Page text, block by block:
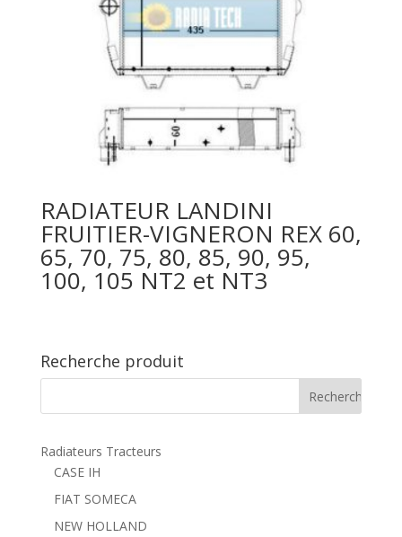
RADIATEUR LANDINI
FRUITIER-VIGNERON REX 60,
65, 70, 75, 80, 85, 90, 95,
100, 105 NT2 et NT3
Recherche produit
Radiateurs Tracteurs
CASE IH
FIAT SOMECA
NEW HOLLAND